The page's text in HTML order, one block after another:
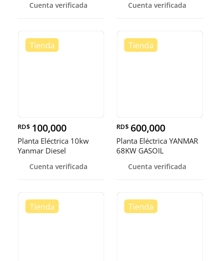
Cuenta verificada Cuenta verificada
RD$ 100,000
Planta Eléctrica 10kw
Yanmar Diesel
Cuenta verificada
RD$ 600,000
Planta Eléctrica YANMAR
68KW GASOIL
Cuenta verificada